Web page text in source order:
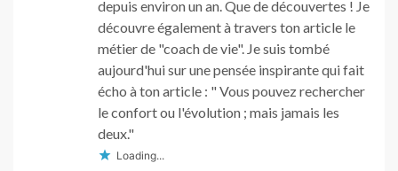
depuis environ un an. Que de découvertes ! Je
découvre également à travers ton article le
métier de "coach de vie". Je suis tombé
aujourd'hui sur une pensée inspirante qui fait
écho à ton article : " Vous pouvez rechercher
le confort ou l'évolution ; mais jamais les
deux."
Loading...